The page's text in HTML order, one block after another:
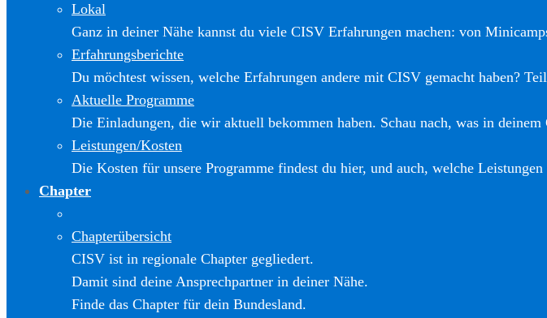
Lokal
Ganz in deiner Nähe kannst du viele CISV Erfahrungen machen: von
Erfahrungsberichte
Du möchtest wissen, welche Erfahrungen andere mit CISV gemacht haben?
Aktuelle Programme
Die Einladungen, die wir aktuell bekommen haben. Schau nach, was in
Leistungen/Kosten
Die Kosten für unsere Programme findest du hier, und auch, welche
Chapter
Chapterübersicht
CISV ist in regionale Chapter gegliedert.
Damit sind deine Ansprechpartner in deiner Nähe.
Finde das Chapter für dein Bundesland.